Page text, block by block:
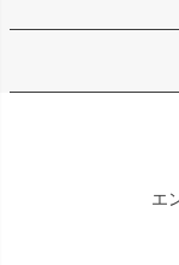
エ